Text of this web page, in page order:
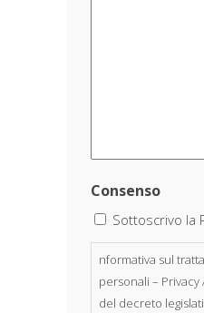
Consenso
Sottoscrivo la
nformativa sul
personali – Privacy
del decreto